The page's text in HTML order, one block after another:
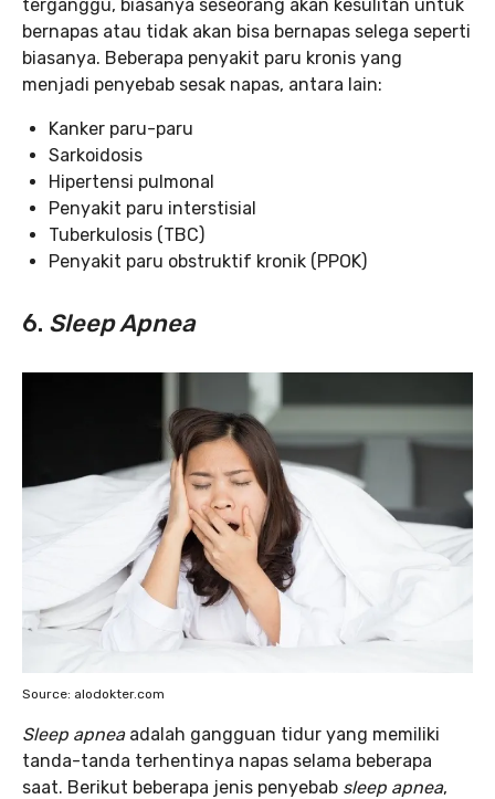
terganggu, biasanya seseorang akan kesulitan untuk
bernapas atau tidak akan bisa bernapas selega seperti
biasanya. Beberapa penyakit paru kronis yang
menjadi penyebab sesak napas, antara lain:
Kanker paru-paru
Sarkoidosis
Hipertensi pulmonal
Penyakit paru interstisial
Tuberkulosis (TBC)
Penyakit paru obstruktif kronik (PPOK)
6. Sleep Apnea
Source: alodokter.com
Sleep apneaadalah gangguan tidur yang memiliki
tanda-tanda terhentinya napas selama beberapa
saat. Berikut beberapa jenis penyebab sleep apnea,